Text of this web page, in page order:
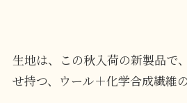
生地は、この秋入荷の新製品で
せ持つ、ウール＋化学合成繊維